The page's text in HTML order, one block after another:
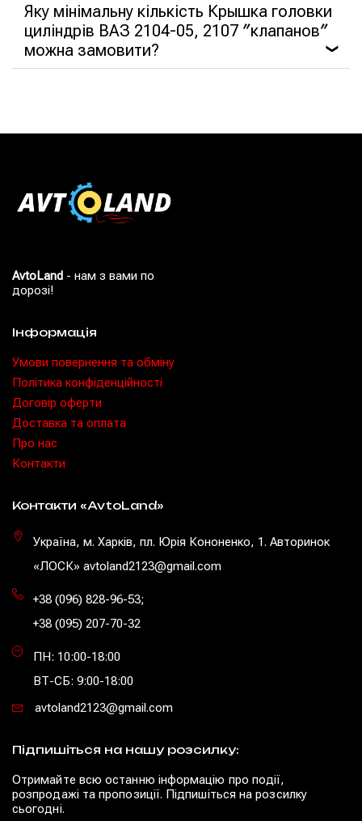
Яку мінімальну кількість Крышка головки
циліндрів ВАЗ 2104-05, 2107 ″клапанов″
можна замовити?
❯
AvtoLand - нам з вами по
дорозі!
Інформація
Умови повернення та обміну
Політика конфіденційності
Договір оферти
Доставка та оплата
Про нас
Контакти
Контакти «AvtoLand»
Україна, м. Харків, пл. Юрія Кононенко, 1. Авторинок
«ЛОСК» avtoland2123@gmail.com
+38 (096) 828-96-53;
+38 (095) 207-70-32
ПН: 10:00-18:00
ВТ-СБ: 9:00-18:00
avtoland2123@gmail.com
Підпишіться на нашу розсилку:
Отримайте всю останню інформацію про події,
розпродажі та пропозиції. Підпишіться на розсилку
сьогодні.